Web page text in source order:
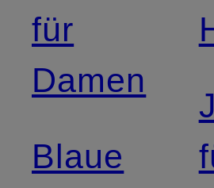
für
Damen
Blaue